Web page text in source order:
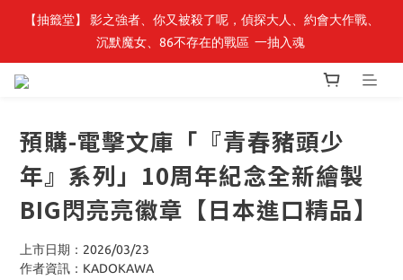
【轉生史萊姆】系列書展🌟系列小說 79 折，滿$389送「完節紀念
明信片組」
【抽籤堂】 影之強者、你又被殺了呢，偵探大人、約會大作戰、
沉默魔女、86不存在的戰區  一抽入魂
【轉生史萊姆】系列書展🌟系列小說 79 折，滿$389送「完節紀念
預購-電擊文庫「『青春豬頭少
年』系列」10周年紀念全新繪製
BIG閃亮亮徽章【日本進口精品】
上市日期：2026/03/23
作者資訊：KADOKAWA